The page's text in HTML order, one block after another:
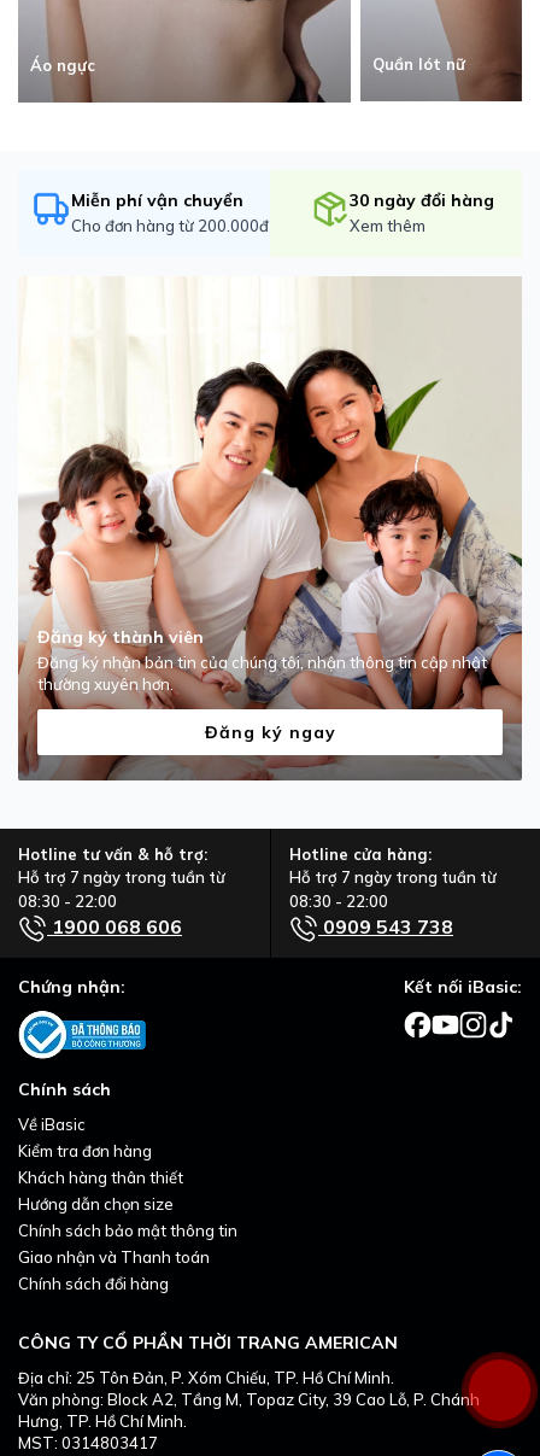
Áo ngực Quần lót nữ
Miễn phí vận chuyển
Cho đơn hàng từ 200.000đ
30 ngày đổi hàng
Xem thêm
Đăng ký thành viên
Đăng ký nhận bản tin của chúng tôi, nhận thông tin cập nhật
thường xuyên hơn.
Đăng ký ngay
Hotline tư vấn & hỗ trợ:
Hỗ trợ 7 ngày trong tuần từ
08:30 - 22:00
1900 068 606
Hotline cửa hàng:
Hỗ trợ 7 ngày trong tuần từ
08:30 - 22:00
0909 543 738
CÔNG TY CỔ PHẦN THỜI TRANG AMERICAN
Địa chỉ: 25 Tôn Đản, P. Xóm Chiếu, TP. Hồ Chí Minh.
Văn phòng: Block A2, Tầng M, Topaz City, 39 Cao Lỗ, P. Chánh
Hưng, TP. Hồ Chí Minh.
MST: 0314803417
Chính sách
Về iBasic
Kiểm tra đơn hàng
Khách hàng thân thiết
Hướng dẫn chọn size
Chính sách bảo mật thông tin
Giao nhận và Thanh toán
Chính sách đổi hàng
Chứng nhận: Kết nối iBasic: